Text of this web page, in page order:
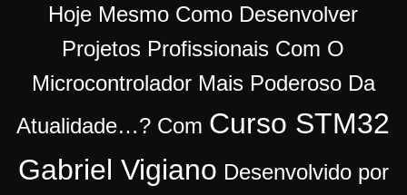
r
o
Hoje Mesmo Como Desenvolver
Projetos Profissionais Com O
Microcontrolador Mais Poderoso Da
Atualidade…? Com Curso STM32
Gabriel Vigiano Desenvolvido por